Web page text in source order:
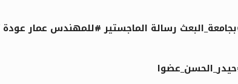
رسالة الماجستير #للمهندس عمار عودة